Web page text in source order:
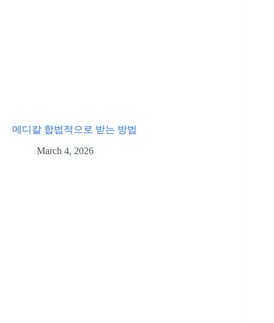
메디칼 합법적으로 받는 방법
March 4, 2026